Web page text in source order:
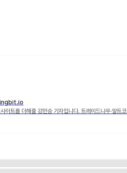
이트를 더해줄 강민승 기자입니다. 트레이드나우·알트